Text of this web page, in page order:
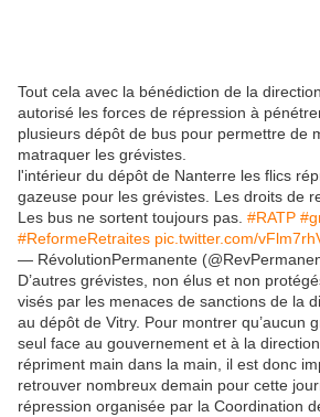
Tout cela avec la bénédiction de la
autorisé les forces de répression à
plusieurs dépôt de bus pour permettre de
matraquer les grévistes.
l'intérieur du dépôt de Nanterre les flics
gazeuse pour les grévistes. Les droits de
Les bus ne sortent toujours pas. #RATP
#ReformeRetraites pic.twitter.com/
— RévolutionPermanente
D’autres grévistes, non élus et non
visés par les menaces de sanctions de la
au dépôt de Vitry. Pour montrer qu’aucun
seul face au gouvernement et à la
répriment main dans la main, il est donc
retrouver nombreux demain pour cette
répression organisée par la Coordination